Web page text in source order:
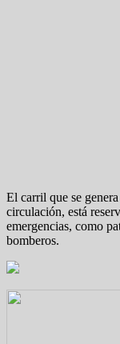
El carril que se
circulación, está
emergencias, como
bomberos.